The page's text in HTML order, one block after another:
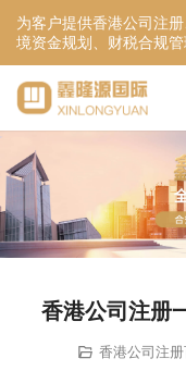
为客户提供香港公司注
境资金规划、财税合规
服务！
香港公司注册
香港公司注